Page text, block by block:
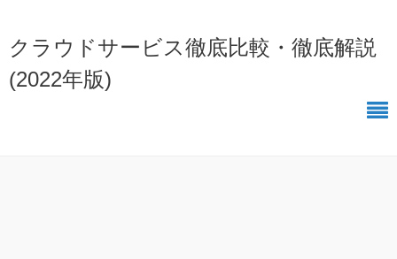
クラウドサービス徹底比較・徹底解説
(2022年版)